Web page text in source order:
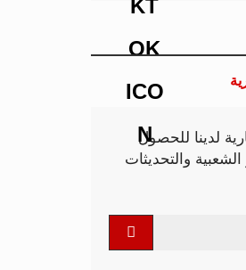
لدينا للحصول
والتحديثات